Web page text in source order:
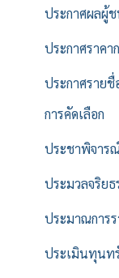
ประกาศผลผู้ช
ประกาศราคา
ประกาศราย
การคัดเลือก
ประชาพิจารณ์
ประมวลจริย
ประมาณการ
ประเมินทุนท